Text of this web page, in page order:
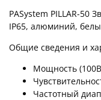
PASystem PILLAR-50
IP65, алюминий,
Общие сведения и
Мощность
Частотный